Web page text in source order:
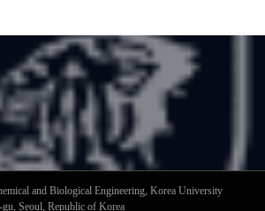
and Biological Engineering, Korea University
Seoul, Republic of Korea